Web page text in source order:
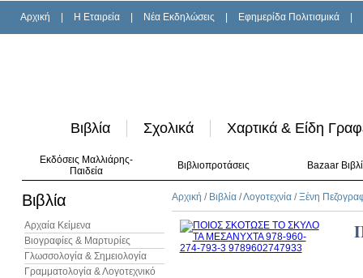
Αρχική H Εταιρεία Νέα Εκδηλώσεις Εφημερίδα Πολιτισμικά
Βιβλία Σχολικά Χαρτικά & Είδη
Εκδόσεις Μαλλιάρης-
Παιδεία
Βιβλιοπροτάσεις Bazaar
Βιβλία
Αρχαία Κείμενα
Βιογραφίες & Μαρτυρίες
Γλωσσολογία & Σημειολογία
Γραμματολογία & Λογοτεχνικό
Αρχική / Βιβλία /Λογοτεχνία /Ξένη